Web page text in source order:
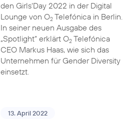
den Girls‘Day 2022 in der Digital
Lounge von O2Telefónica in Berlin.
In seiner neuen Ausgabe des
„Spotlight“ erklärt O2Telefónica
CEO Markus Haas, wie sich das
Unternehmen für Gender Diversity
einsetzt.
13. April 2022